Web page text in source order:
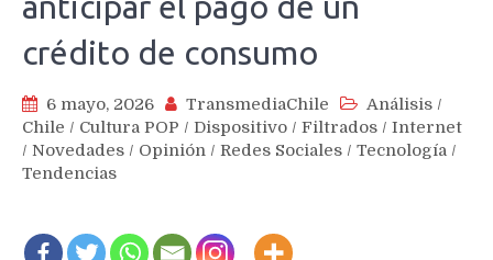
crédito de consumo
6 mayo, 2026 TransmediaChile Análisis /
Chile / Cultura POP / Dispositivo / Filtrados / Internet
/ Novedades / Opinión / Redes Sociales / Tecnología /
Tendencias